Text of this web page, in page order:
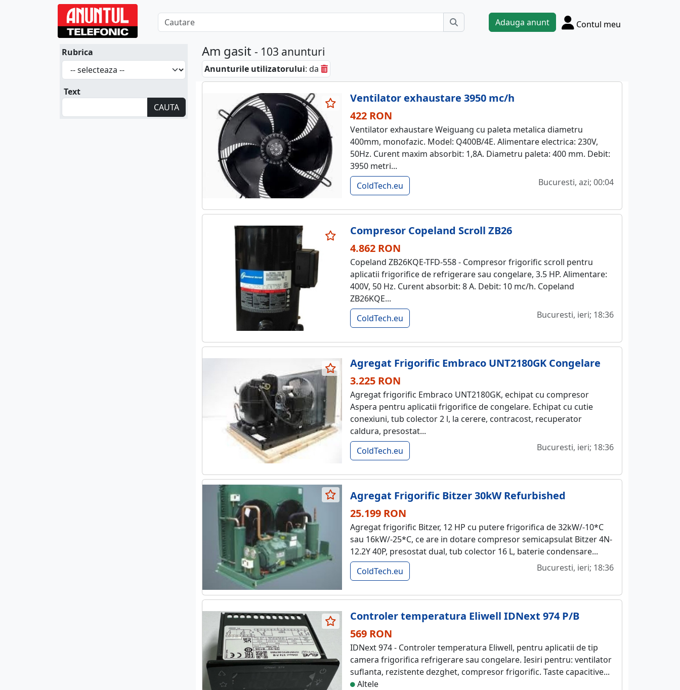
Adauga anunt Contul meu
Rubrica
Text
CAUTA
Am gasit - 103 anunturi
Anunturile utilizatorului: da
Ventilator exhaustare 3950 mc/h
422 RON
Ventilator exhaustare Weiguang cu paleta metalica diametru
400mm, monofazic. Model: Q400B/4E. Alimentare electrica: 230V,
50Hz. Curent maxim absorbit: 1,8A. Diametru paleta: 400 mm. Debit:
3950 metri...
ColdTech.eu
Bucuresti, azi; 00:04
Compresor Copeland Scroll ZB26
4.862 RON
Copeland ZB26KQE-TFD-558 - Compresor frigorific scroll pentru
aplicatii frigorifice de refrigerare sau congelare, 3.5 HP. Alimentare:
400V, 50 Hz. Curent absorbit: 8 A. Debit: 10 mc/h. Copeland
ZB26KQE...
ColdTech.eu
Bucuresti, ieri; 18:36
Agregat Frigorific Embraco UNT2180GK Congelare
3.225 RON
Agregat frigorific Embraco UNT2180GK, echipat cu compresor
Aspera pentru aplicatii frigorifice de congelare. Echipat cu cutie
conexiuni, tub colector 2 l, la cerere, contracost, recuperator
caldura, presostat...
ColdTech.eu
Bucuresti, ieri; 18:36
Agregat Frigorific Bitzer 30kW Refurbished
25.199 RON
Agregat frigorific Bitzer, 12 HP cu putere frigorifica de 32kW/-10*C
sau 16kW/-25*C, ce are in dotare compresor semicapsulat Bitzer 4N-
12.2Y 40P, presostat dual, tub colector 16 L, baterie condensare...
ColdTech.eu
Bucuresti, ieri; 18:36
Controler temperatura Eliwell IDNext 974 P/B
569 RON
IDNext 974 - Controler temperatura Eliwell, pentru aplicatii de tip
camera frigorifica refrigerare sau congelare. Iesiri pentru: ventilator
suflanta, rezistente dezghet, compresor frigorific. Taste capacitive...
Altele